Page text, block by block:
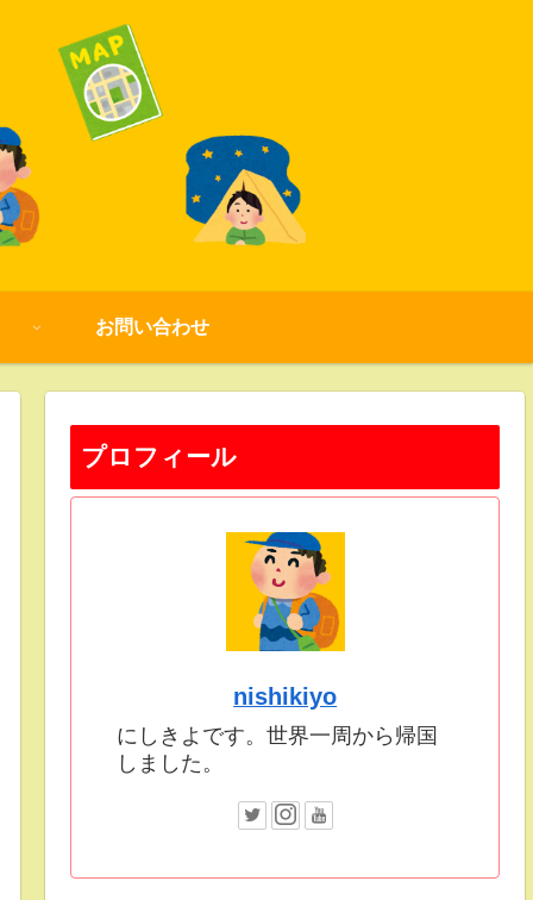
お問い合わせ
プロフィール
nishikiyo
にしきよです。世界一周から帰国
しました。